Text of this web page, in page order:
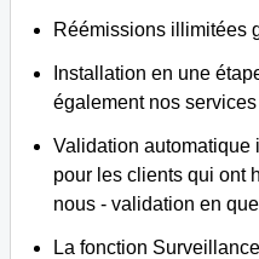
Réémissions illimitées
Installation en une
également nos
Validation automatique
pour les clients qui ont
nous - validation en
La fonction